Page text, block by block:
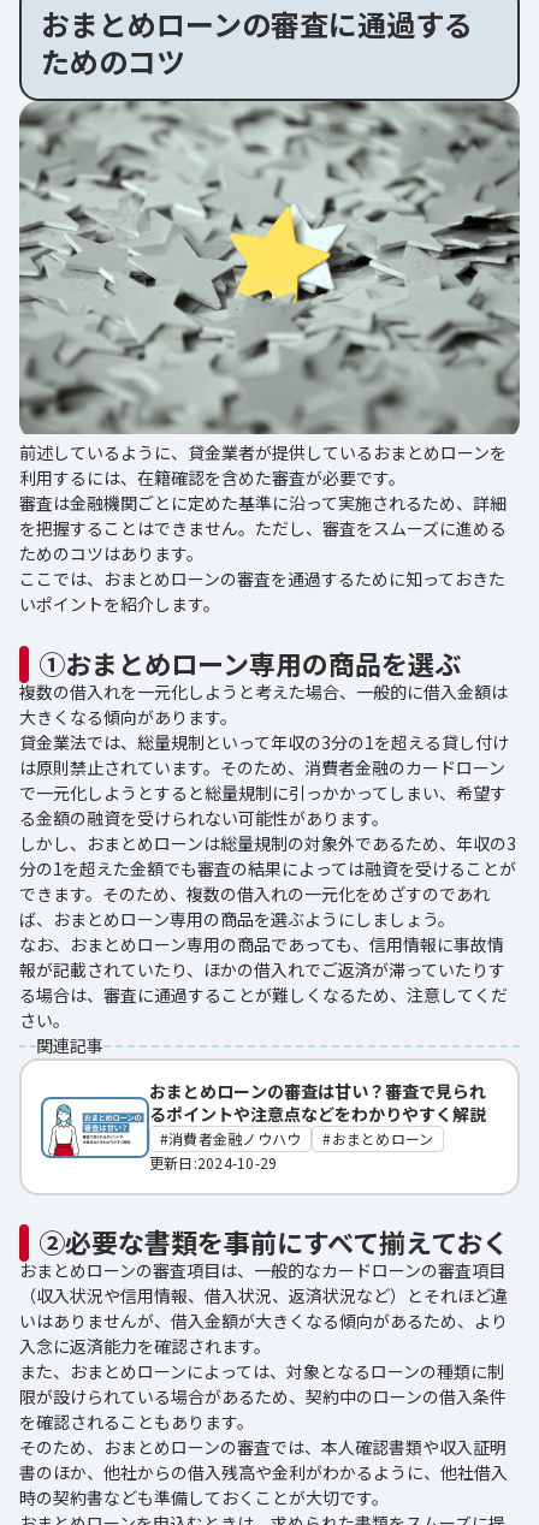
おまとめローンの審査に通過する
ためのコツ
前述しているように、貸金業者が提供しているおまとめローンを
利用するには、在籍確認を含めた審査が必要です。
審査は金融機関ごとに定めた基準に沿って実施されるため、詳細
を把握することはできません。ただし、審査をスムーズに進める
ためのコツはあります。
ここでは、おまとめローンの審査を通過するために知っておきた
いポイントを紹介します。
①おまとめローン専用の商品を選ぶ
複数の借入れを一元化しようと考えた場合、一般的に借入金額は
大きくなる傾向があります。
貸金業法では、総量規制といって年収の3分の1を超える貸し付け
は原則禁止されています。そのため、消費者金融のカードローン
で一元化しようとすると総量規制に引っかかってしまい、希望す
る金額の融資を受けられない可能性があります。
しかし、おまとめローンは総量規制の対象外であるため、年収の3
分の1を超えた金額でも審査の結果によっては融資を受けることが
できます。そのため、複数の借入れの一元化をめざすのであれ
ば、おまとめローン専用の商品を選ぶようにしましょう。
なお、おまとめローン専用の商品であっても、信用情報に事故情
報が記載されていたり、ほかの借入れでご返済が滞っていたりす
る場合は、審査に通過することが難しくなるため、注意してくだ
さい。
関連記事
おまとめローンの審査は甘い？審査で見られ
るポイントや注意点などをわかりやすく解説
消費者金融ノウハウ
おまとめローン
更新日:2024-10-29
②必要な書類を事前にすべて揃えておく
おまとめローンの審査項目は、一般的なカードローンの審査項目
（収入状況や信用情報、借入状況、返済状況など）とそれほど違
いはありませんが、借入金額が大きくなる傾向があるため、より
入念に返済能力を確認されます。
また、おまとめローンによっては、対象となるローンの種類に制
限が設けられている場合があるため、契約中のローンの借入条件
を確認されることもあります。
そのため、おまとめローンの審査では、本人確認書類や収入証明
書のほか、他社からの借入残高や金利がわかるように、他社借入
時の契約書なども準備しておくことが大切です。